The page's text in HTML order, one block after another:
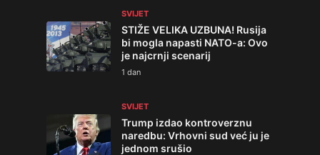
SVIJET
STIŽE VELIKA UZBUNA! Rusija
bi mogla napasti NATO-a: Ovo
je najcrnji scenarij
1 dan
SVIJET
Trump izdao kontroverznu
naredbu: Vrhovni sud već ju je
jednom srušio